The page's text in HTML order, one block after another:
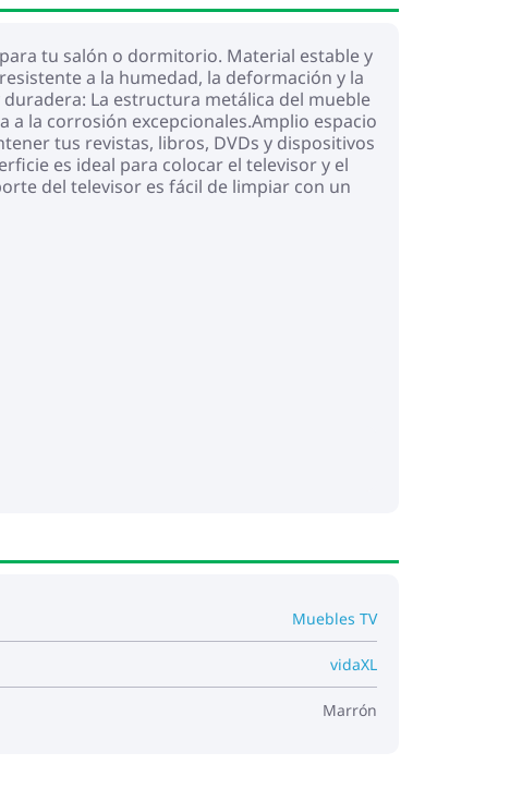
tu salón o dormitorio. Material estable y
a la humedad, la deformación y la
La estructura metálica del mueble
la corrosión excepcionales.Amplio espacio
tus revistas, libros, DVDs y dispositivos
es ideal para colocar el televisor y el
del televisor es fácil de limpiar con un
Muebles TV
vidaXL
Marrón